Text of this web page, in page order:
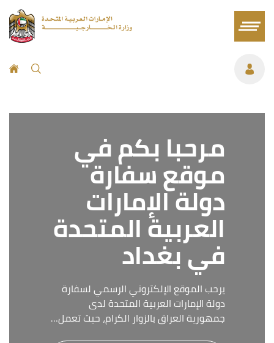
مرحبا بكم في
موقع سفارة
دولة الإمارات
العربية المتحدة
في بغداد
يرحب الموقع الإلكتروني الرسمي لسفارة
دولة الإمارات العربية المتحدة لدى
جمهورية العراق بالزوار الكرام، حيث تعمل…